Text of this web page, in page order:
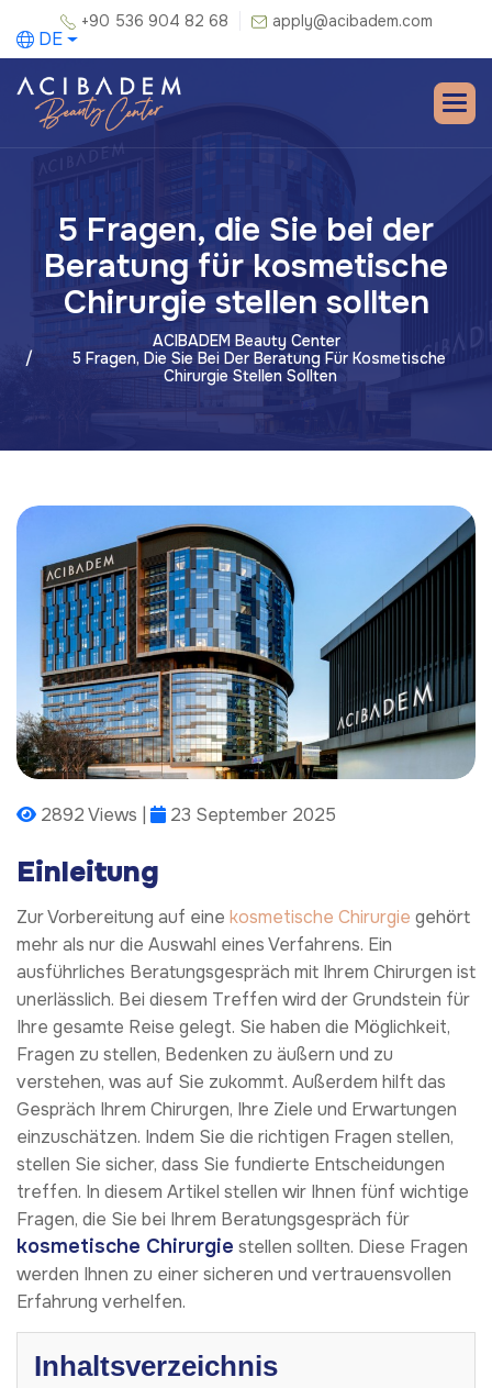
+90 536 904 82 68 apply@acibadem.com
DE
5 Fragen, die Sie bei der
Beratung für kosmetische
Chirurgie stellen sollten
ACIBADEM Beauty Center
5 Fragen, Die Sie Bei Der Beratung Für Kosmetische
Chirurgie Stellen Sollten
2892 Views | 23 September 2025
Einleitung
Zur Vorbereitung auf eine kosmetische Chirurgie gehört
mehr als nur die Auswahl eines Verfahrens. Ein
ausführliches Beratungsgespräch mit Ihrem Chirurgen ist
unerlässlich. Bei diesem Treffen wird der Grundstein für
Ihre gesamte Reise gelegt. Sie haben die Möglichkeit,
Fragen zu stellen, Bedenken zu äußern und zu
verstehen, was auf Sie zukommt. Außerdem hilft das
Gespräch Ihrem Chirurgen, Ihre Ziele und Erwartungen
einzuschätzen. Indem Sie die richtigen Fragen stellen,
stellen Sie sicher, dass Sie fundierte Entscheidungen
treffen. In diesem Artikel stellen wir Ihnen fünf wichtige
Fragen, die Sie bei Ihrem Beratungsgespräch für
kosmetische Chirurgie stellen sollten. Diese Fragen
werden Ihnen zu einer sicheren und vertrauensvollen
Erfahrung verhelfen.
Inhaltsverzeichnis